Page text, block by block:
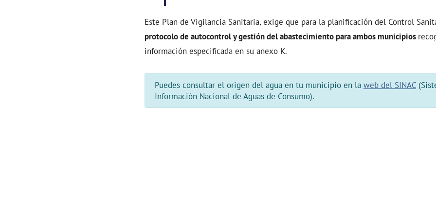
Este Plan de Vigilancia Sanitaria, exige que para la planificación del Control
protocolo de autocontrol y gestión del abastecimiento para ambos municipios
información especificada en su anexo K.
Puedes consultar el origen del agua en tu municipio en la web del SINAC
Información Nacional de Aguas de Consumo).